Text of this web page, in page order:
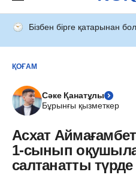
Бізбен бірге қатарынан
ҚОҒАМ
Сәке Қанатұлы
Бұрынғы қызметкер
Асхат
1-сынып
салтанатты